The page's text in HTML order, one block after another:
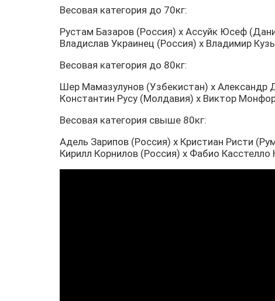
Весовая категория до 70кг:
Рустам Базаров (Россия) х Ассуйк Юсеф
Владислав Украинец (Россия) х Владимир
Весовая категория до 80кг:
Шер Мамазулунов (Узбекистан) х Александр
Константин Русу (Молдавия) х Виктор
Весовая категория свыше 80кг:
Адель Зарипов (Россия) х Кристиан Ристи
Кирилл Корнилов (Россия) х Фабио Касстелло